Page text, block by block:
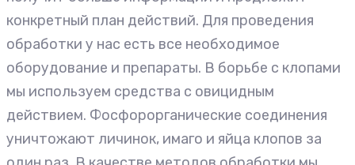
конкретный план действий. Для проведения
обработки у нас есть все необходимое
оборудование и препараты. В борьбе с клопами
мы используем средства с овицидным
действием. Фосфорорганические соединения
уничтожают личинок, имаго и яйца клопов за